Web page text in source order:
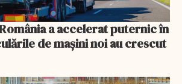
a accelerat puternic în
de mașini noi au crescut